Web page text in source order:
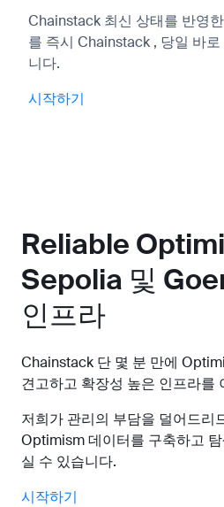
Chainstack 최신 상태를 반영
를 즉시 Chainstack , 당일 바
니다.
시작하기
Reliable
Sepolia 및
인프라
Chainstack 단 몇 분 만에
견고하고 확장성 높은 인프라를
저희가 관리의 부담을 덜어드리
Optimism 데이터를 구축하고
실 수 있습니다.
시작하기